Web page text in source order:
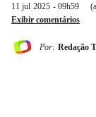
11 jul 2025 - 09h59
Exibir comentários
Por: Redação